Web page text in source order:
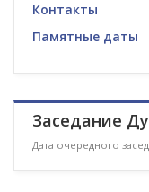
Контакты
Памятные даты
Заседание
Дата очередного